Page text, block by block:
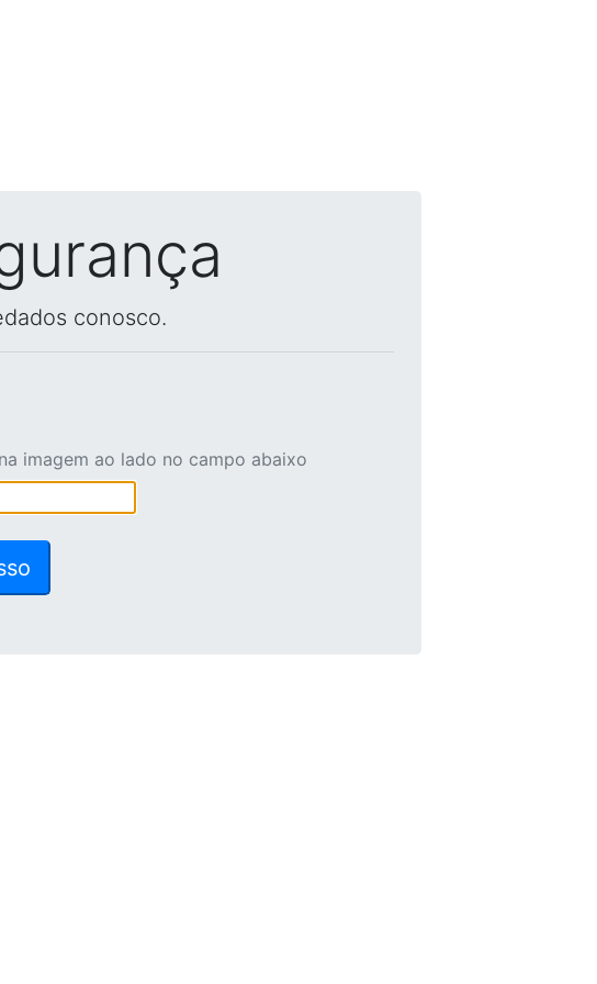
conosco.
imagem ao lado no campo abaixo